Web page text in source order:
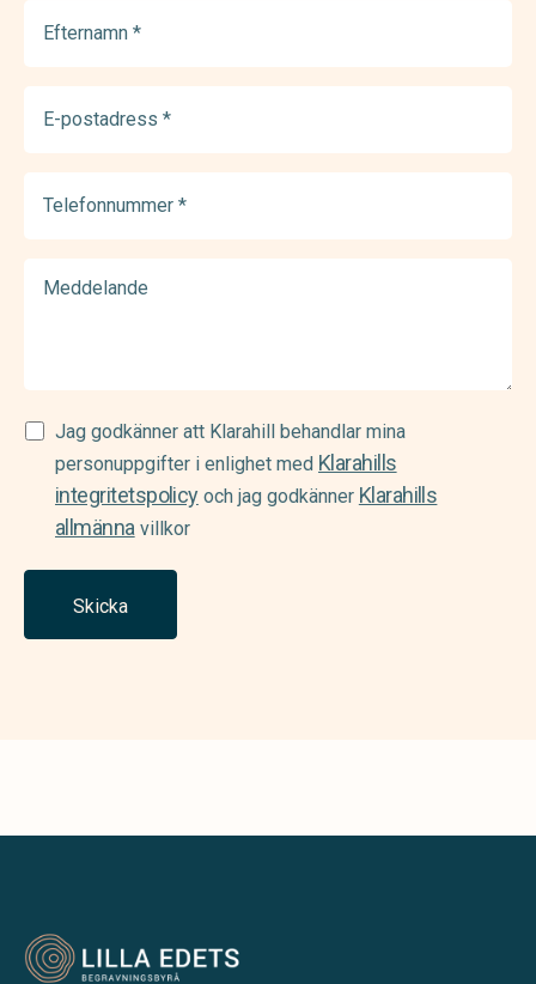
(Required)
postadress
(Required)
Samtycke
(Required)
Jag godkänner att Klarahill behandlar mina
personuppgifter i enlighet med Klarahills
integritetspolicyoch jag godkänner Klarahills
allmännavillkor
Skicka